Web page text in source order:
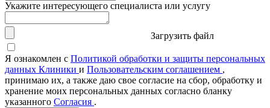
Укажите интересующего специалиста или услугу
Загрузить файл
Я ознакомлен с Политикой обработки и защиты персональных
данных Клиники и Пользовательским соглашением ,
принимаю их, а также даю свое согласие на сбор, обработку и
хранение моих персональных данных согласно бланку
указанного Согласия .